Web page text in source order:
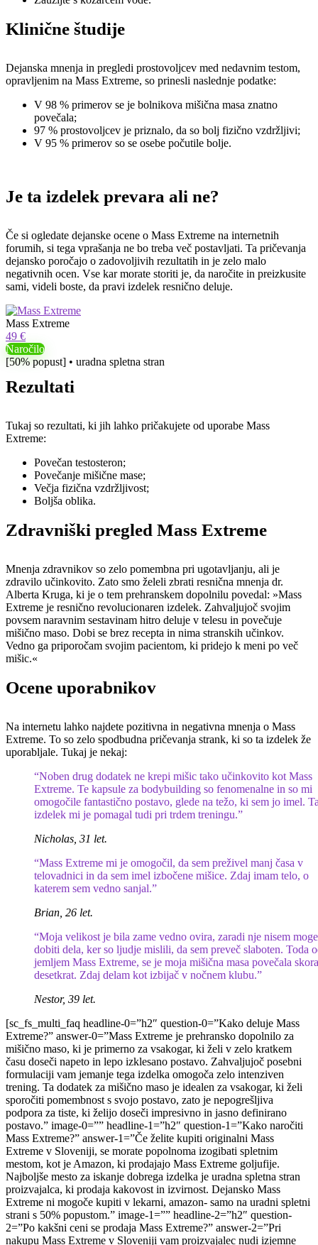
Klinične študije
Dejanska mnenja in pregledi prostovoljcev med nedavnim testom,
opravljenim na Mass Extreme, so prinesli naslednje podatke:
V 98 % primerov se je bolnikova mišična masa znatno
povečala;
97 % prostovoljcev je priznalo, da so bolj fizično vzdržljivi;
V 95 % primerov so se osebe počutile bolje.
Je ta izdelek prevara ali ne?
Če si ogledate dejanske ocene o Mass Extreme na internetnih
forumih, si tega vprašanja ne bo treba več postavljati. Ta pričevanja
dejansko poročajo o zadovoljivih rezultatih in je zelo malo
negativnih ocen. Vse kar morate storiti je, da naročite in preizkusite
sami, videli boste, da pravi izdelek resnično deluje.
Mass Extreme
49 €
Naročilo
[50% popust] • uradna spletna stran
Rezultati
Tukaj so rezultati, ki jih lahko pričakujete od uporabe Mass
Extreme:
Povečan testosteron;
Povečanje mišične mase;
Večja fizična vzdržljivost;
Boljša oblika.
Zdravniški pregled Mass Extreme
Mnenja zdravnikov so zelo pomembna pri ugotavljanju, ali je
zdravilo učinkovito. Zato smo želeli zbrati resnična mnenja dr.
Alberta Kruga, ki je o tem prehranskem dopolnilu povedal: »Mass
Extreme je resnično revolucionaren izdelek. Zahvaljujoč svojim
povsem naravnim sestavinam hitro deluje v telesu in povečuje
mišično maso. Dobi se brez recepta in nima stranskih učinkov.
Vedno ga priporočam svojim pacientom, ki pridejo k meni po več
mišic.«
Ocene uporabnikov
Na internetu lahko najdete pozitivna in negativna mnenja o Mass
Extreme. To so zelo spodbudna pričevanja strank, ki so ta izdelek že
uporabljale. Tukaj je nekaj:
“Noben drug dodatek ne krepi mišic tako učinkovito kot Mass
Extreme. Te kapsule za bodybuilding so fenomenalne in so mi
omogočile fantastično postavo, glede na težo, ki sem jo imel.
izdelek mi je pomagal tudi pri trdem treningu.”
Nicholas, 31 let.
“Mass Extreme mi je omogočil, da sem preživel manj časa v
telovadnici in da sem imel izbočene mišice. Zdaj imam telo, o
katerem sem vedno sanjal.”
Brian, 26 let.
“Moja velikost je bila zame vedno ovira, zaradi nje nisem
dobiti dela, ker so ljudje mislili, da sem preveč slaboten. Toda
jemljem Mass Extreme, se je moja mišična masa povečala
desetkrat. Zdaj delam kot izbijač v nočnem klubu.”
Nestor, 39 let.
[sc_fs_multi_faq headline-0=”h2″ question-0=”Kako deluje Mass
Extreme?” answer-0=”Mass Extreme je prehransko dopolnilo za
mišično maso, ki je primerno za vsakogar, ki želi v zelo kratkem
času doseči napeto in lepo izklesano postavo. Zahvaljujoč posebni
formulaciji vam jemanje tega izdelka omogoča zelo intenziven
trening. Ta dodatek za mišično maso je idealen za vsakogar, ki želi
sporočiti pomembnost s svojo postavo, zato je nepogrešljiva
podpora za tiste, ki želijo doseči impresivno in jasno definirano
postavo.” image-0=”” headline-1=”h2″ question-1=”Kako naročiti
Mass Extreme?” answer-1=”Če želite kupiti originalni Mass
Extreme v Sloveniji, se morate popolnoma izogibati spletnim
mestom, kot je Amazon, ki prodajajo Mass Extreme goljufije.
Najboljše mesto za iskanje dobrega izdelka je uradna spletna stran
proizvajalca, ki prodaja kakovost in izvirnost. Dejansko Mass
Extreme ni mogoče kupiti v lekarni, amazon- samo na uradni spletni
strani s 50% popustom.” image-1=”” headline-2=”h2″ question-
2=”Po kakšni ceni se prodaja Mass Extreme?” answer-2=”Pri
nakupu Mass Extreme v Sloveniji vam proizvajalec nudi izjemne